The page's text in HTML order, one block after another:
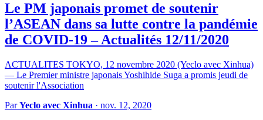
Le PM japonais promet de soutenir
l’ASEAN dans sa lutte contre la pandémie
de COVID-19 – Actualités 12/11/2020
ACTUALITES TOKYO, 12 novembre 2020 (Yeclo avec Xinhua)
— Le Premier ministre japonais Yoshihide Suga a promis jeudi de
soutenir l'Association
ParYeclo avec Xinhua · nov. 12, 2020